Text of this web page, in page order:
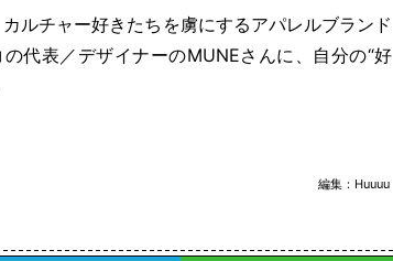
ルチャー好きたちを虜にするアパレルブランド
代表／デザイナーのMUNEさんに、自分の“好
編集： Huuuu